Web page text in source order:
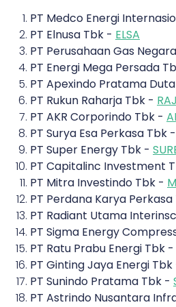
PT Medco Energi
PT Elnusa Tbk - ELSA
PT Perusahaan Gas
PT Energi Mega Persada
PT Apexindo Pratama
PT Rukun Raharja Tbk -
PT AKR Corporindo Tbk -
PT Surya Esa Perkasa Tbk -
PT Super Energy Tbk -
PT Capitalinc Investment
PT Mitra Investindo Tbk -
PT Perdana Karya
PT Radiant Utama
PT Sigma Energy
PT Ratu Prabu Energi Tbk -
PT Ginting Jaya Energi Tbk
PT Sunindo Pratama Tbk -
PT Astrindo Nusantara